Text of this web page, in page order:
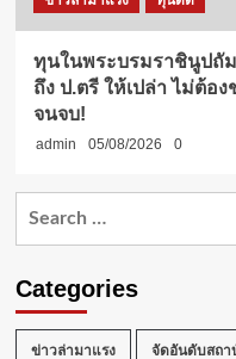
ทุนในพระบรมราชินูปถั
ถึง ป.ตรี ให้เปล่า ไม่ต้อ
จนจบ!
admin 05/08/2026 0
Categories
ข่าวล่ามาแรง จัดอันดับสถา